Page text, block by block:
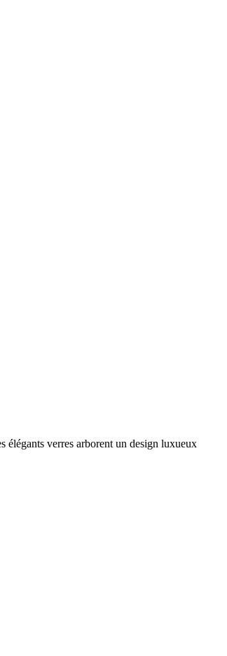
élégants verres arborent un design luxueux